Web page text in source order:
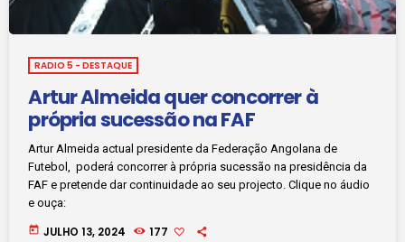
RADIO 5 - DESTAQUE
Artur Almeida quer concorrer à
própria sucessão na FAF
Artur Almeida actual presidente da Federação Angolana de
Futebol, poderá concorrer à própria sucessão na presidência da
FAF e pretende dar continuidade ao seu projecto. Clique no áudio
e ouça:
today JULHO 13, 2024 177